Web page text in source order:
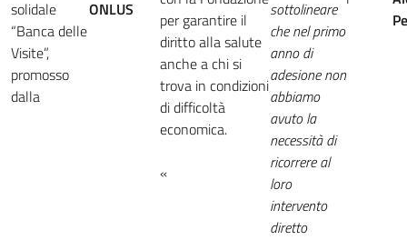
solidale
“Banca delle
Visite”,
promosso
dalla
ONLUS
per garantire il
diritto alla salute
anche a chi si
trova in condizioni
di difficoltà
economica.
«
sottolineare
che nel primo
anno di
adesione non
abbiamo
avuto la
necessità di
ricorrere al
loro
intervento
diretto